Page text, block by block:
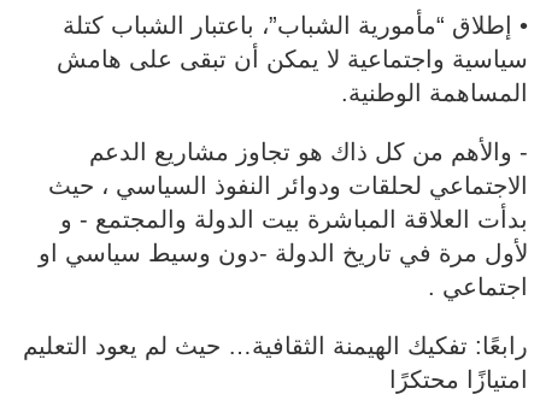
• إطلاق “مأمورية الشباب”، باعتبار الشباب كتلة
سياسية واجتماعية لا يمكن أن تبقى على هامش
المساهمة الوطنية.
- والأهم من كل ذاك هو تجاوز مشاريع الدعم
الاجتماعي لحلقات ودوائر النفوذ السياسي ، حيث
بدأت العلاقة المباشرة بيت الدولة والمجتمع - و
لأول مرة في تاريخ الدولة -دون وسيط سياسي او
اجتماعي .
رابعًا: تفكيك الهيمنة الثقافية… حيث لم يعود التعليم
امتيازًا محتكرًا